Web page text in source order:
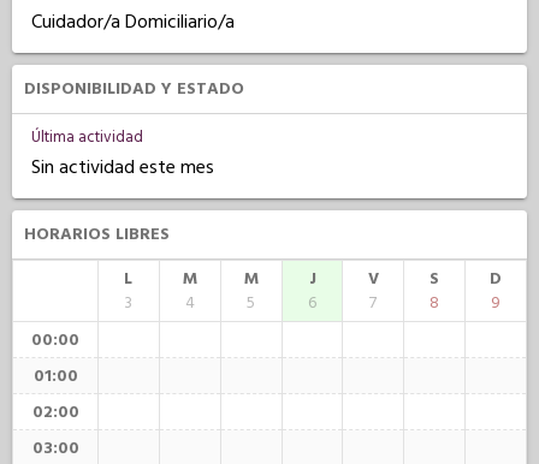
Cuidador/a Domiciliario/a
DISPONIBILIDAD Y ESTADO
Última actividad
Sin actividad este mes
HORARIOS LIBRES
L
3
M
4
M
5
J
6
V
7
S
8
D
9
00:00
01:00
02:00
03:00